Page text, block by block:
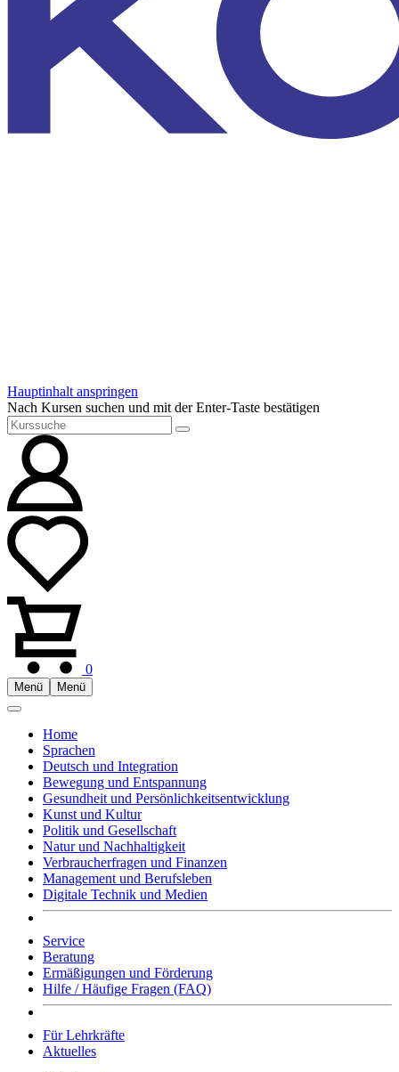
Hauptinhalt anspringen
Nach Kursen suchen und mit der Enter-Taste bestätigen
0
Menü Menü
Home
Sprachen
Deutsch und Integration
Bewegung und Entspannung
Gesundheit und Persönlichkeitsentwicklung
Kunst und Kultur
Politik und Gesellschaft
Natur und Nachhaltigkeit
Verbraucherfragen und Finanzen
Management und Berufsleben
Digitale Technik und Medien
Service
Beratung
Ermäßigungen und Förderung
Hilfe / Häufige Fragen (FAQ)
Für Lehrkräfte
Aktuelles